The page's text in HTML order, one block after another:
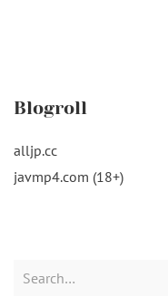
Blogroll
alljp.cc
javmp4.com (18+)
Search